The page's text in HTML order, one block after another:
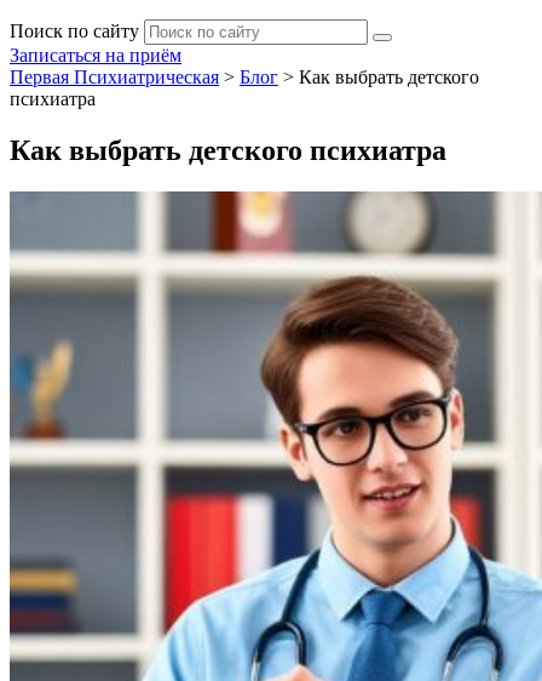
Поиск по сайту
Записаться на приём
Первая Психиатрическая > Блог > Как выбрать детского
психиатра
Как выбрать детского психиатра